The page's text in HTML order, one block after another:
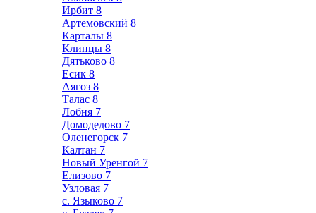
Ирбит 8
Артемовский 8
Карталы 8
Клинцы 8
Дятьково 8
Есик 8
Аягоз 8
Талас 8
Лобня 7
Домодедово 7
Оленегорск 7
Калтан 7
Новый Уренгой 7
Елизово 7
Узловая 7
с. Языково 7